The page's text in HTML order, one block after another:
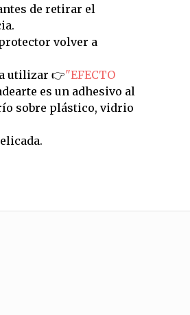
de retirar el
volver a
utilizar 👉"EFECTO
es un adhesivo al
sobre plástico, vidrio